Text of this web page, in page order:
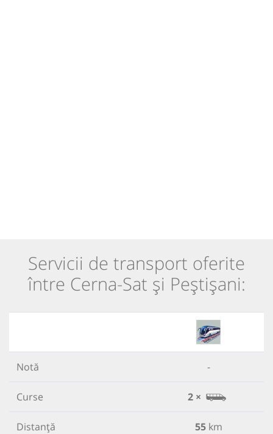
Servicii de transport oferite
între Cerna-Sat și Peștișani:
Notă -
Curse 2 ×
Distanță 55km